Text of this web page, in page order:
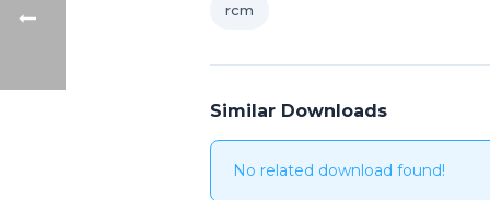
rcm
Similar Downloads
No related download found!